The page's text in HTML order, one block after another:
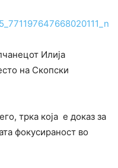
Илија
на Скопски
трка која е доказ за
фокусираност во